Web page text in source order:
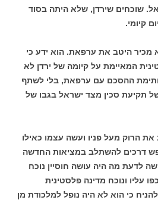
שוכחים שירדן, שלא היתה בסוד
קיומי.
מכיר היטב את ערפאת. הוא ידע כי
המאיימת על קיומה של ירדן לא
ההסכם עם ערפאת, בלי לשתף
תקיעת סכין מצד ישראל בגבו של
את הרוק מעל פניו ועשה עצמו כאילו
דרכים להשתלב במציאות החדשה
לדעת מה היה עושה חוסיין נוכח
עליו ונוכח מדינה פלסטינית
כי הוא לא היה נופל למלכודת מן